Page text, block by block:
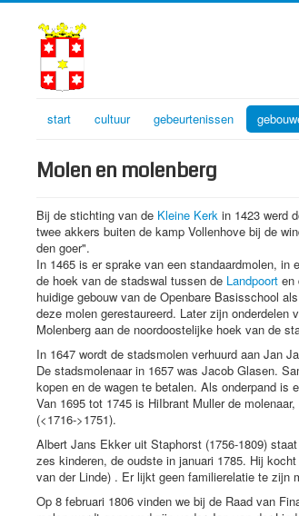
start cultuur gebeurtenissen
Molen en molenberg
Bij de stichting van de Kleine Kerk in 1423 werd
twee akkers buiten de kamp Vollenhove bij de
den goer".
In 1465 is er sprake van een standaardmolen,
de hoek van de stadswal tussen de Landpoort en
huidige gebouw van de Openbare Basisschool
deze molen gerestaureerd. Later zijn
Molenberg aan de noordoostelijke hoek van de
In 1647 wordt de stadsmolen verhuurd aan Jan
De stadsmolenaar in 1657 was Jacob Glasen.
kopen en de wagen te betalen. Als onderpand is
Van 1695 tot 1745 is HiIbrant Muller de
(<1716->1751).
Albert Jans Ekker uit Staphorst (1756-1809)
zes kinderen, de oudste in januari 1785. Hij
van der Linde) . Er lijkt geen familierelatie te zijn
Op 8 februari 1806 vinden we bij de Raad van